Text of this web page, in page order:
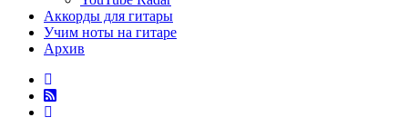
Аккорды для гитары
Учим ноты на гитаре
Архив
rss